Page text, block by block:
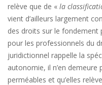
relève que de « la
vient d’ailleurs largement
des droits sur le fondement
pour les professionnels du
juridictionnel rappelle la
autonomie, il n’en
perméables et qu’elles